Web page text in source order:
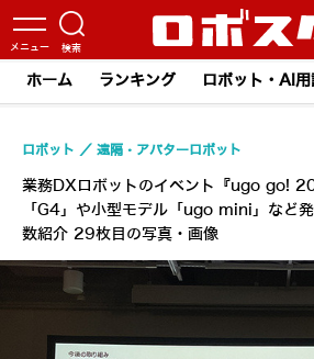
ホーム ランキング ロボット・AI
業務DXロボットのイベント『ugo go!
「G4」や小型モデル「ugo mini」など
数紹介 29枚目の写真・画像
ロボット 遠隔・アバターロボット